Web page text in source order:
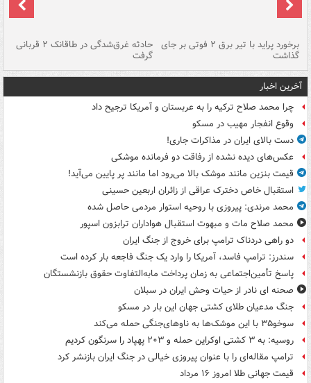
برخورد پراید با تیر برق ۲ فوتی بر جای
گذاشت
حادثه غرق‌شدگی در طاقانک ۲ قربانی
گرفت
آخرین اخبار
چرا محمد صلاح ترکیه را به عربستان و آمریکا ترجیح داد
وقوع انفجار مهیب در مسکو
دست بالای ایران در مذاکرات جاری!
عکس‌های دیده نشده از رفاقت دو فرمانده‌ موشکی
قیمت بنزین مانند موشک بالا می‌رود اما مانند پر پایین می‌آید!
استقبال خاص دخترک عراقی از زائران اربعین حسینی
محمد مرندی: پیروزی با روحیه استوار مردمی حاصل شده
محمد صلاح مات و مبهوت استقبال هواداران ترابزون اسپور
دو راهی دردناک ترامپ برای خروج از جنگ ایران
سندرز: ترامپ فاسد، آمریکا را وارد یک جنگ فاجعه بار کرده است
پاسخ تأمین‌اجتماعی به زمان پرداخت مابه‌التفاوت حقوق بازنشستگان
صحنه ای نادر از حیات وحش ایران در سبلان
جنگ مدعیان طلای کشتی جهان این بار در مسکو
سوخو۳۵ با این موشک‌ها به ناوهای‌جنگی حمله می‌کند
روسیه: به ۳ کشتی اوکراین حمله و ۲۰۳ پهپاد را سرنگون کردیم
ترامپ مقاله‌ای را با عنوان پیروزی خیالی در جنگ ایران بازنشر کرد
قیمت جهانی طلا امروز ۱۶ مرداد